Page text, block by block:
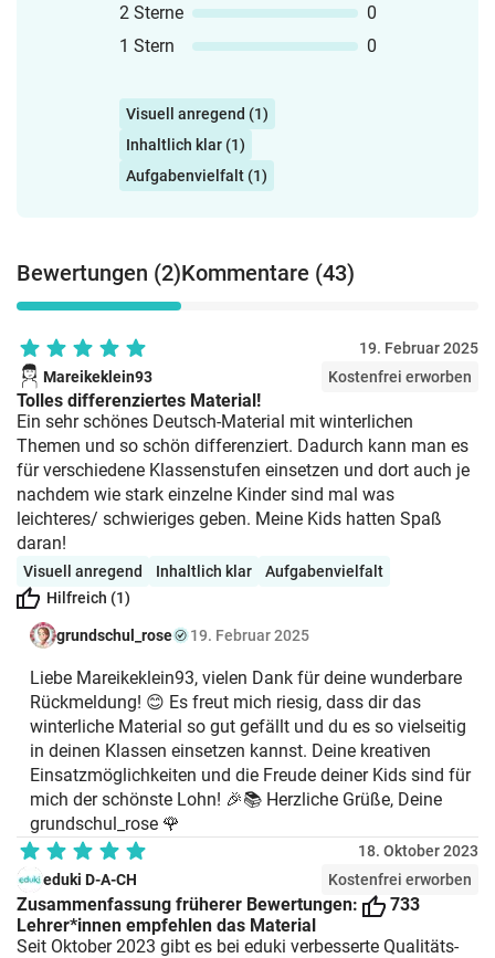
Pinterest: @grundschul_rose 🌐 Website:
www.grundschul-rose.de 📩 Fragen oder
gemeinsame Besprechung erfolgen. So
Unterricht, Förderung, Freiarbeit oder
Vorbereitung nutzen. 🔗 Passende
Materialien 📸 Mehr Inspiration &
Unterrichtstipps: 🔗 Folge mir auf
Instagram: @grundschul_rose 📌
Wünsche? Schreib mir eine Mail:
2 Sterne
0
1 Stern
0
Visuell anregend (1)
Inhaltlich klar (1)
Aufgabenvielfalt (1)
Bewertungen (2)Kommentare (43)
19. Februar 2025
Mareikeklein93
Kostenfrei erworben
Tolles differenziertes Material!
Ein sehr schönes Deutsch-Material mit winterlichen
Themen und so schön differenziert. Dadurch kann man es
für verschiedene Klassenstufen einsetzen und dort auch je
nachdem wie stark einzelne Kinder sind mal was
leichteres/ schwieriges geben. Meine Kids hatten Spaß
daran!
Visuell anregend Inhaltlich klar
Aufgabenvielfalt
Hilfreich (1)
grundschul_rose 19. Februar 2025
Liebe Mareikeklein93, vielen Dank für deine wunderbare
Rückmeldung! 😊 Es freut mich riesig, dass dir das
winterliche Material so gut gefällt und du es so vielseitig
in deinen Klassen einsetzen kannst. Deine kreativen
Einsatzmöglichkeiten und die Freude deiner Kids sind für
mich der schönste Lohn! 🎉📚 Herzliche Grüße, Deine
grundschul_rose 🌹
18. Oktober 2023
eduki D-A-CH
Kostenfrei erworben
Zusammenfassung früherer Bewertungen:
733
Lehrer*innen empfehlen das Material
Seit Oktober 2023 gibt es bei eduki verbesserte Qualitäts-